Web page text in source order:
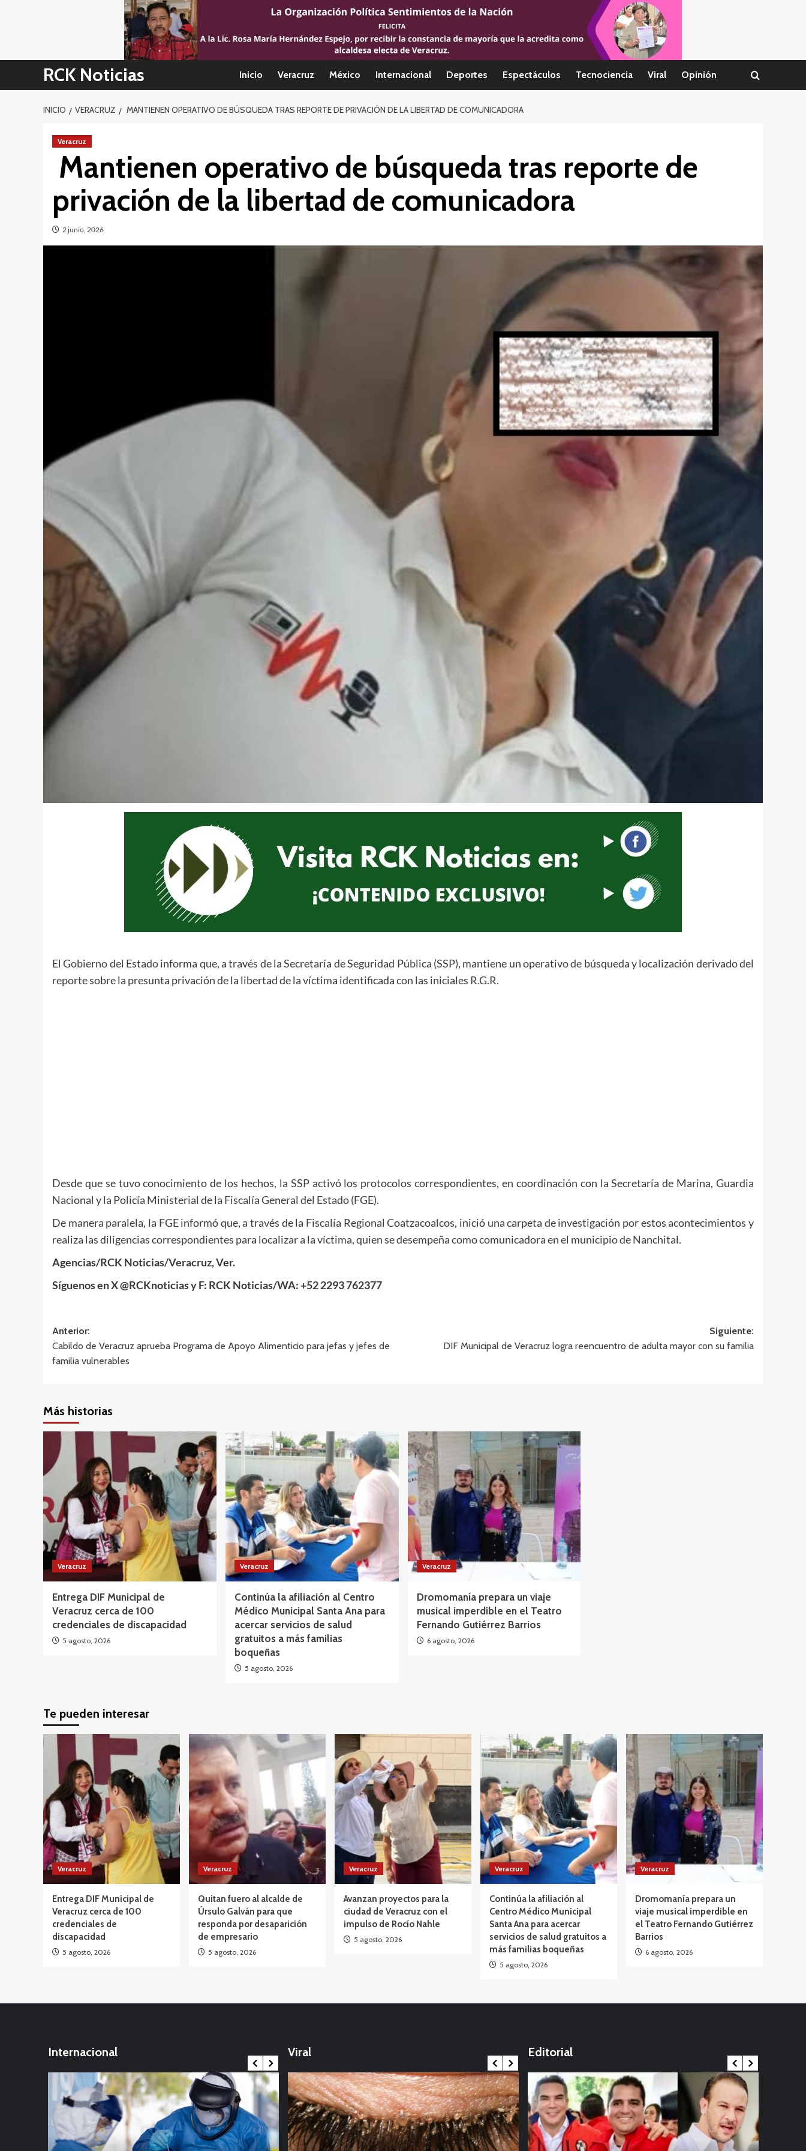
RCK Noticias Inicio Veracruz México Internacional Deportes Espectáculos Tecnociencia Viral Opinión
INICIO VERACRUZ MANTIENEN OPERATIVO DE BÚSQUEDA TRAS REPORTE DE PRIVACIÓN DE LA LIBERTAD DE COMUNICADORA
Veracruz
Mantienen operativo de búsqueda tras reporte de
privación de la libertad de comunicadora
2 junio, 2026
El Gobierno del Estado informa que, a través de la Secretaría de Seguridad Pública (SSP), mantiene un operativo de búsqueda y localización derivado del
reporte sobre la presunta privación de la libertad de la víctima identificada con las iniciales R.G.R.
Desde que se tuvo conocimiento de los hechos, la SSP activó los protocolos correspondientes, en coordinación con la Secretaría de Marina, Guardia
Nacional y la Policía Ministerial de la Fiscalía General del Estado (FGE).
De manera paralela, la FGE informó que, a través de la Fiscalía Regional Coatzacoalcos, inició una carpeta de investigación por estos acontecimientos y
realiza las diligencias correspondientes para localizar a la víctima, quien se desempeña como comunicadora en el municipio de Nanchital.
Agencias/RCK Noticias/Veracruz, Ver.
Síguenos en X @RCKnoticias y F: RCK Noticias/WA: +52 2293 762377
Navegación
de
Anterior:
Cabildo de Veracruz aprueba Programa de Apoyo Alimenticio para jefas y jefes de
familia vulnerables
Siguiente:
DIF Municipal de Veracruz logra reencuentro de adulta mayor con su familia
Más historias
Veracruz
Entrega DIF Municipal de
Veracruz cerca de 100
credenciales de discapacidad
5 agosto, 2026
Veracruz
Continúa la afiliación al Centro
Médico Municipal Santa Ana para
acercar servicios de salud
gratuitos a más familias
boqueñas
5 agosto, 2026
Veracruz
Dromomanía prepara un viaje
musical imperdible en el Teatro
Fernando Gutiérrez Barrios
6 agosto, 2026
Te pueden interesar
Veracruz
Entrega DIF Municipal de
Veracruz cerca de 100
credenciales de
discapacidad
5 agosto, 2026
Veracruz
Quitan fuero al alcalde de
Úrsulo Galván para que
responda por desaparición
de empresario
5 agosto, 2026
Veracruz
Avanzan proyectos para la
ciudad de Veracruz con el
impulso de Rocío Nahle
5 agosto, 2026
Veracruz
Continúa la afiliación al
Centro Médico Municipal
Santa Ana para acercar
servicios de salud gratuitos a
más familias boqueñas
5 agosto, 2026
Veracruz
Dromomanía prepara un
viaje musical imperdible en
el Teatro Fernando Gutiérrez
Barrios
6 agosto, 2026
Internacional
Internacional
Internacional
Confirman el primer caso mortal de viruela
Internacional
China en
infantil;
Viral
¡Adiós a
Editorial
calendario político: Entre Tirios y Troyanos